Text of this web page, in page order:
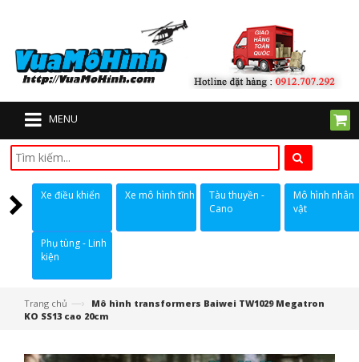
MENU
Xe điều khiển Xe mô hình tĩnh
Tàu thuyền -
Cano
Mô hình nhân
vật
Phụ tùng - Linh
kiện
Trang chủ —›
Mô hình transformers Baiwei TW1029 Megatron
KO SS13 cao 20cm